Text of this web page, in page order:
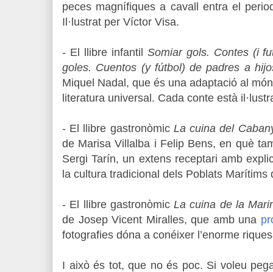
peces magnífiques a cavall entra el
Il·lustrat per Víctor Visa.
- El llibre infantil Somiar gols. Contes (i
goles. Cuentos (y fútbol) de padres a
Miquel Nadal, que és una adaptació al
literatura universal. Cada conte està
- El llibre gastronòmic La cuina del
de Marisa Villalba i Felip Bens, en què
Sergi Tarín, un extens receptari amb
la cultura tradicional dels Poblats Marítims
- El llibre gastronòmicLa cuina de la
de Josep Vicent Miralles, que amb una
fotografies dóna a conéixer l’enorme
I això és tot, que no és poc. Si voleu